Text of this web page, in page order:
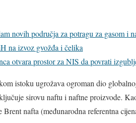
novih područja za potragu za gasom i
na izvoz gvožđa i čelika
otvara prostor za NIS da povrati
istoku ugrožava ogroman dio
sirovu naftu i naftne proizvode.
nafta (međunarodna referentna